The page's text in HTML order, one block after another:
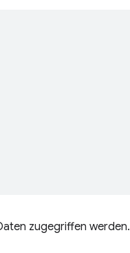
zugegriffen werden.